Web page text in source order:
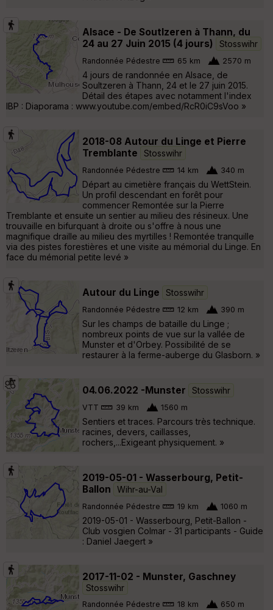
Alsace - De Soutlzeren à Thann, du
24 au 27 Juin 2015 (4 jours)
Stosswihr
Randonnée Pédestre 65 km 2570 m
4 jours de randonnée en Alsace, de
Soultzeren à Thann, 24 et le 27 juin 2015.
Détail des étapes avec notamment l'index
IBP : Diaporama : www.youtube.com/embed/RcR0iC9sVoo »
2018-08 Autour du Linge et Pierre
Tremblante
Stosswihr
Randonnée Pédestre 14 km 340 m
Départ au cimetière français du WettStein.
Un profil descendant en forêt pour
commencer Remontée sur la Pierre
Tremblante et ensuite un sentier au milieu des résineux. Une
trouvaille en bifurquant à droite ou s'offre à nous une
magnifique draille au milieu des myrtilles ! Remontée tranquille
via des pistes forestières et une visite au mémorial du Linge. En
face du mémorial petite levé »
Autour du Linge Stosswihr
Randonnée Pédestre 12 km 390 m
Sur les champs de bataille du Linge ;
nombreux points de vue sur la vallée de
Munster et d'Orbey. Possibilité de se
restaurer à la ferme-auberge du Glasborn. »
04.06.2022 -Munster Stosswihr
VTT 39 km 1560 m
Sentiers et traces. Parcours très technique.
racines, devers, caillasses,
rochers,...Exigeant physiquement. »
2019-05-01 - Wasserbourg, Petit-
Ballon
Wihr-au-Val
Randonnée Pédestre 19 km 1060 m
2019-05-01 - Wasserbourg, Petit-Ballon -
Club vosgien Colmar - 31 participants - Guide
: Daniel Jaegert »
2017-11-02 - Munster, Gaschney
Stosswihr
Randonnée Pédestre 18 km 650 m